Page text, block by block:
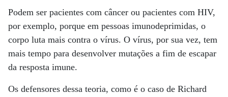
Podem ser pacientes com câncer ou pacientes com HIV,
por exemplo, porque em pessoas imunodeprimidas, o
corpo luta mais contra o vírus. O vírus, por sua vez, tem
mais tempo para desenvolver mutações a fim de escapar
da resposta imune.
Os defensores dessa teoria, como é o caso de Richard